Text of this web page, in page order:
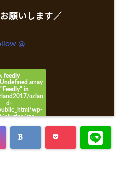
願いします／
@
feedly
array
"Feedly" in
ozlan
d-
wp-
plugins/sns-